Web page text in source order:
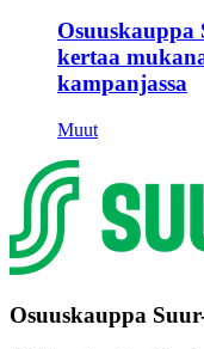
Osuuskauppa
kertaa
kampanjassa
Muut
Osuuskauppa